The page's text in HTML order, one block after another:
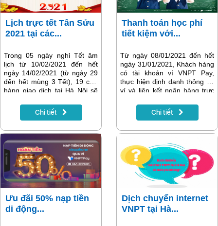
Lịch trực tết Tân Sửu
2021 tại các...
Trong 05 ngày nghỉ Tết âm
lịch từ 10/02/2021 đến hết
ngày 14/02/2021 (từ ngày 29
đến hết mùng 3 Tết), 19 cửa
hàng giao dịch tại Hà Nội sẽ
tết. Buổi sáng từ 08h00 đến
12h00, buổi chiều từ 13h00
toàn bộ các cửa hàng sẽ mở
cửa theo quy định hiện hành.
Chi tiết
Thanh toán học phí
tiết kiệm với...
Từ ngày 08/01/2021 đến hết
ngày 31/01/2021, Khách hàng
có tài khoản ví VNPT Pay,
thực hiện định danh thông tin
ví và liên kết ngân hàng trực
nội địa, thực hiện thành công
giao dịch thanh toán tiền học
nguồn tiền ví VNPT Pay trên
ứng dụng VNPT Pay sẽ được
hoàn 20%, dưới đây là chi tiết
về chương trình khuyến mại.
Chi tiết
Ưu đãi 50% nạp tiền
di động...
Dịch chuyển internet
VNPT tại Hà...